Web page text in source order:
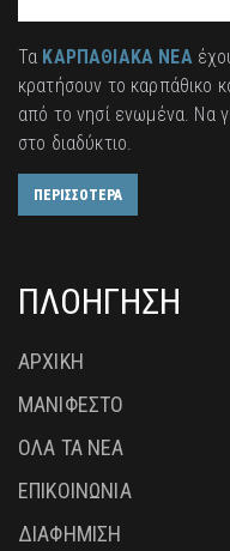
Τα ΚΑΡΠΑΘΙΑΚΑ ΝΕΑ
κρατήσουν το καρπάθικο
από το νησί ενωμένα. Να
στο διαδύκτιο.
ΠΕΡΙΣΣΟΤΕΡΑ
ΠΛΟΗΓΗΣΗ
ΑΡΧΙΚΗ
ΜΑΝΙΦΕΣΤΟ
ΟΛΑ ΤΑ ΝΕΑ
ΕΠΙΚΟΙΝΩΝΙΑ
ΔΙΑΦΗΜΙΣΗ